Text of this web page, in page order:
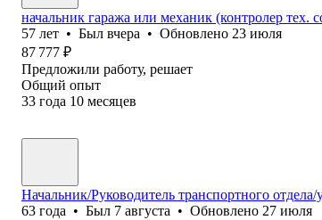
начальник гаража или механик (контролер
57 лет • Был вчера • Обновлено 23 июля
87 777 ₽
Предложили работу, решает
Общий опыт
33 года 10 месяцев
Начальник/Руководитель транспортного
63 года • Был 7 августа • Обновлено 27 июля